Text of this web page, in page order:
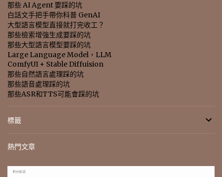
那些 AI Agent 要踩的坑
白話文手把手帶你科普 GenAI
大型語言模型直接就打完收工？
那些檢索增強生成要踩的坑
那些大型語言模型要踩的坑
Large Language Model，LLM
ComfyUI + Stable Diffuision
那些自然語言處理踩的坑
那些語音處理踩的坑
那些ASR和TTS可能會踩的坑
標籤
熱門文章